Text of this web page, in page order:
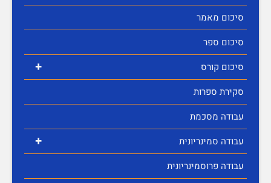
סיכום מאמר
סיכום ספר
+
סיכום קורס
סקירת ספרות
עבודה מסכמת
+
עבודה סמינריונית
עבודה פרוסמינריונית